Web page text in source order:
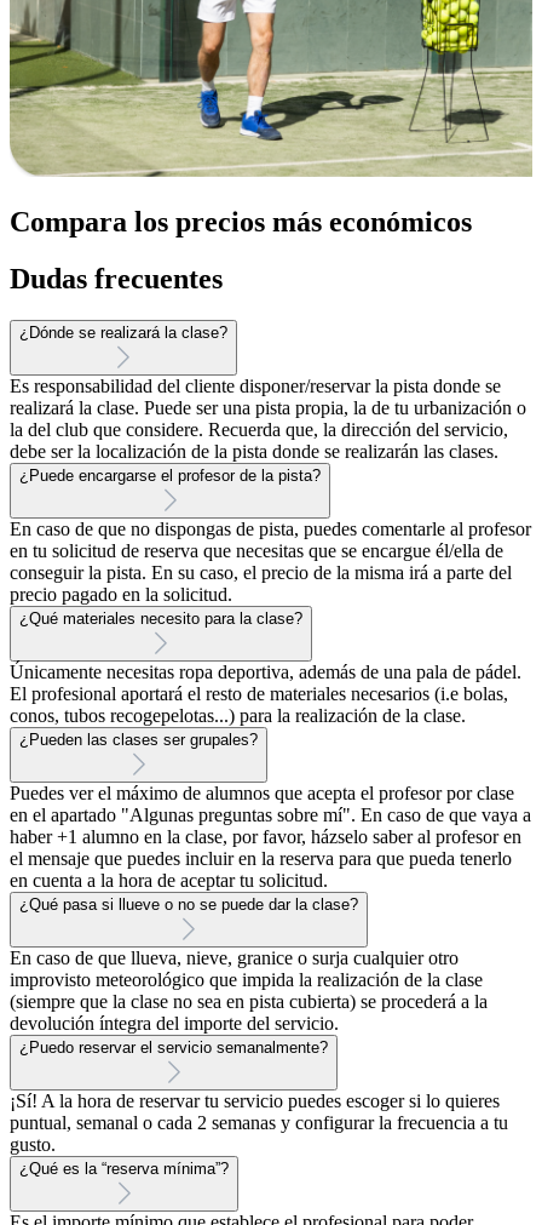
Compara los precios más económicos
Dudas frecuentes
¿Dónde se realizará la clase?
Es responsabilidad del cliente disponer/reservar la pista donde se
realizará la clase. Puede ser una pista propia, la de tu urbanización o
la del club que considere. Recuerda que, la dirección del servicio,
debe ser la localización de la pista donde se realizarán las clases.
¿Puede encargarse el profesor de la pista?
En caso de que no dispongas de pista, puedes comentarle al profesor
en tu solicitud de reserva que necesitas que se encargue él/ella de
conseguir la pista. En su caso, el precio de la misma irá a parte del
precio pagado en la solicitud.
¿Qué materiales necesito para la clase?
Únicamente necesitas ropa deportiva, además de una pala de pádel.
El profesional aportará el resto de materiales necesarios (i.e bolas,
conos, tubos recogepelotas...) para la realización de la clase.
¿Pueden las clases ser grupales?
Puedes ver el máximo de alumnos que acepta el profesor por clase
en el apartado "Algunas preguntas sobre mí". En caso de que vaya a
haber +1 alumno en la clase, por favor, házselo saber al profesor en
el mensaje que puedes incluir en la reserva para que pueda tenerlo
en cuenta a la hora de aceptar tu solicitud.
¿Qué pasa si llueve o no se puede dar la clase?
En caso de que llueva, nieve, granice o surja cualquier otro
improvisto meteorológico que impida la realización de la clase
(siempre que la clase no sea en pista cubierta) se procederá a la
devolución íntegra del importe del servicio.
¿Puedo reservar el servicio semanalmente?
¡Sí! A la hora de reservar tu servicio puedes escoger si lo quieres
puntual, semanal o cada 2 semanas y configurar la frecuencia a tu
gusto.
¿Qué es la “reserva mínima”?